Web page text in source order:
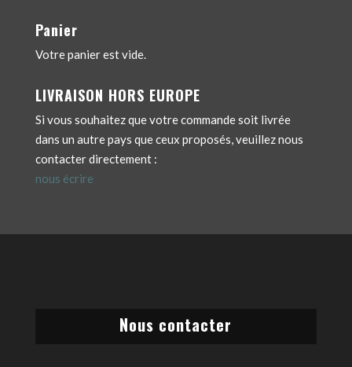
Panier
Votre panier est vide.
LIVRAISON HORS EUROPE
Si vous souhaitez que votre commande soit livrée
dans un autre pays que ceux proposés, veuillez nous
contacter directement :
nous écrire
Nous contacter